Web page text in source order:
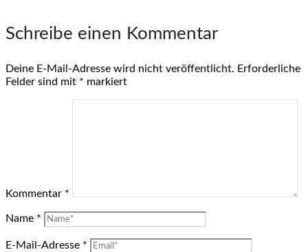
Schreibe einen Kommentar
Deine E-Mail-Adresse wird nicht veröffentlicht. Erforderliche
Felder sind mit * markiert
Kommentar *
Name *
E-Mail-Adresse *